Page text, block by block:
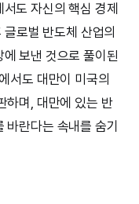
도 자신의 핵심 경제
글로벌 반도체 산업의
보낸 것으로 풀이된
서도 대만이 미국의
하며, 대만에 있는 반
란다는 속내를 숨기